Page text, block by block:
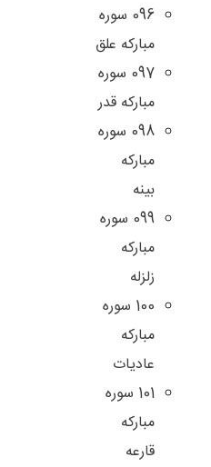
096 سوره
مباركه علق
097 سوره
مباركه قدر
098 سوره
مبارکه
بینه
099 سوره
مباركه
زلزله
100 سوره
مباركه
عاديات
101 سوره
مباركه
قارعه